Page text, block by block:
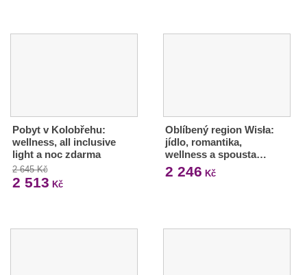
Pobyt v Kolobřehu:
wellness, all inclusive
light a noc zdarma
2 645 Kč
2 513 Kč
Oblíbený region Wisła:
jídlo, romantika,
wellness a spousta…
2 246 Kč